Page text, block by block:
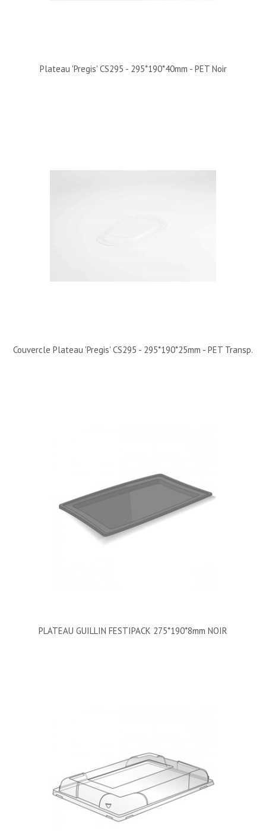
Plateau 'Pregis' CS295 - 295*190*40mm - PET Noir
Couvercle Plateau 'Pregis' CS295 - 295*190*25mm - PET Transp.
PLATEAU GUILLIN FESTIPACK 275*190*8mm NOIR